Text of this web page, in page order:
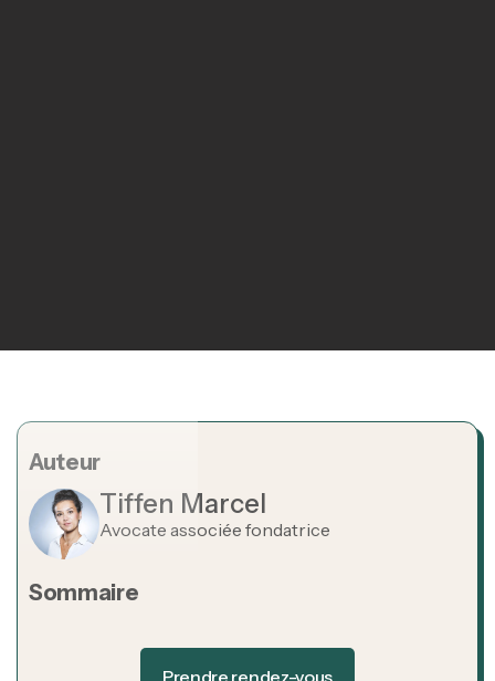
Auteur
Tiffen Marcel
Avocate associée fondatrice
Sommaire
Prendre rendez-vous